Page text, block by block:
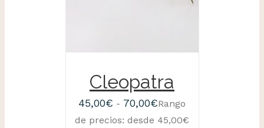
Cleopatra
45,00€ - 70,00€Rango
de precios: desde 45,00€